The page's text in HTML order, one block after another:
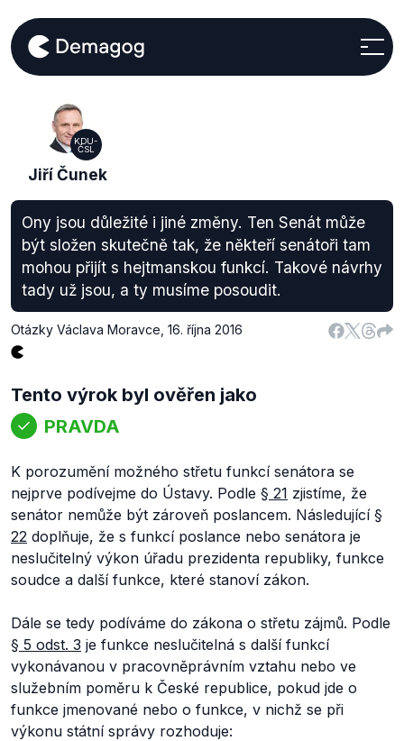
KDU-
ČSL
Jiří Čunek
Ony jsou důležité i jiné změny. Ten Senát může
být složen skutečně tak, že někteří senátoři tam
mohou přijít s hejtmanskou funkcí. Takové návrhy
tady už jsou, a ty musíme posoudit.
Otázky Václava Moravce 16. října 2016
Tento výrok byl ověřen jako
PRAVDA
K porozumění možného střetu funkcí senátora se
nejprve podívejme do Ústavy. Podle § 21 zjistíme, že
senátor nemůže být zároveň poslancem. Následující §
22 doplňuje, že s funkcí poslance nebo senátora je
neslučitelný výkon úřadu prezidenta republiky, funkce
soudce a další funkce, které stanoví zákon.
Dále se tedy podíváme do zákona o střetu zájmů. Podle
§ 5 odst. 3 je funkce neslučitelná s další funkcí
vykonávanou v pracovněprávním vztahu nebo ve
služebním poměru k České republice, pokud jde o
funkce jmenované nebo o funkce, v nichž se při
výkonu státní správy rozhoduje: